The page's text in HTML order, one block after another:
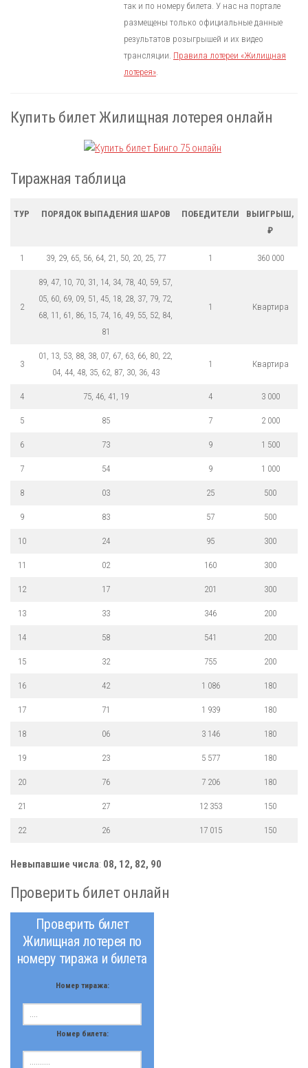
так и по номеру билета. У нас на портале
размещены только официальные данные
результатов розыгрышей и их видео
трансляции. Правила лотереи «Жилищная
лотерея».
Купить билет Жилищная лотерея онлайн
Тиражная таблица
ТУР ПОРЯДОК ВЫПАДЕНИЯ ШАРОВ ПОБЕДИТЕЛИ
ВЫИГРЫШ,
₽
1 39, 29, 65, 56, 64, 21, 50, 20, 25, 77 1 360 000
2
89, 47, 10, 70, 31, 14, 34, 78, 40, 59, 57,
05, 60, 69, 09, 51, 45, 18, 28, 37, 79, 72,
68, 11, 61, 86, 15, 74, 16, 49, 55, 52, 84,
81
1 Квартира
3
01, 13, 53, 88, 38, 07, 67, 63, 66, 80, 22,
04, 44, 48, 35, 62, 87, 30, 36, 43
1 Квартира
4 75, 46, 41, 19 4 3 000
5 85 7 2 000
6 73 9 1 500
7 54 9 1 000
8 03 25 500
9 83 57 500
10 24 95 300
11 02 160 300
12 17 201 300
13 33 346 200
14 58 541 200
15 32 755 200
16 42 1 086 180
17 71 1 939 180
18 06 3 146 180
19 23 5 577 180
20 76 7 206 180
21 27 12 353 150
22 26 17 015 150
Невыпавшие числа: 08, 12, 82, 90
Проверить билет онлайн
Проверить билет
Жилищная лотерея по
номеру тиража и билета
Номер тиража:
Номер билета: